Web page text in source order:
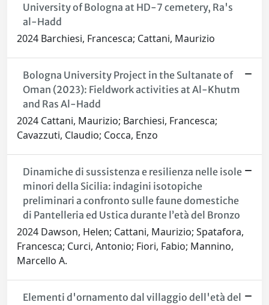
University of Bologna at HD-7 cemetery, Ra's
al-Hadd
2024 Barchiesi, Francesca; Cattani, Maurizio
Bologna University Project in the Sultanate of
Oman (2023): Fieldwork activities at Al-Khutm
and Ras Al-Hadd
2024 Cattani, Maurizio; Barchiesi, Francesca;
Cavazzuti, Claudio; Cocca, Enzo
Dinamiche di sussistenza e resilienza nelle isole
minori della Sicilia: indagini isotopiche
preliminari a confronto sulle faune domestiche
di Pantelleria ed Ustica durante l’età del Bronzo
2024 Dawson, Helen; Cattani, Maurizio; Spatafora,
Francesca; Curci, Antonio; Fiori, Fabio; Mannino,
Marcello A.
Elementi d'ornamento dal villaggio dell'età del